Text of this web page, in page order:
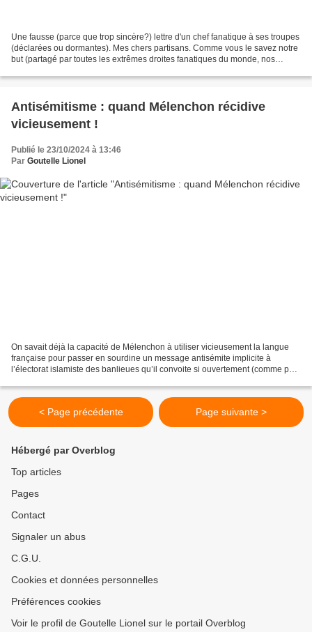
Une fausse (parce que trop sincère?) lettre d'un chef fanatique à ses troupes
(déclarées ou dormantes). Mes chers partisans. Comme vous le savez notre
but (partagé par toutes les extrêmes droites fanatiques du monde, nos
Antisémitisme : quand Mélenchon récidive
vicieusement !
Publié le 23/10/2024 à 13:46
Par Goutelle Lionel
On savait déjà la capacité de Mélenchon à utiliser vicieusement la langue
française pour passer en sourdine un message antisémite implicite à
l’électorat islamiste des banlieues qu’il convoite si ouvertement (comme par
< Page précédente Page suivante >
Hébergé par Overblog
Top articles
Pages
Contact
Signaler un abus
C.G.U.
Cookies et données personnelles
Préférences cookies
Voir le profil de Goutelle Lionel sur le portail Overblog